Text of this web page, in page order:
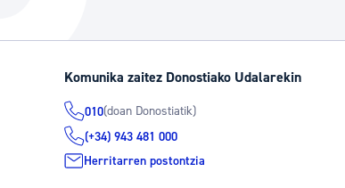
Komunika zaitez Donostiako Udalarekin
010(doan Donostiatik)
(+34) 943 481 000
Herritarren postontzia